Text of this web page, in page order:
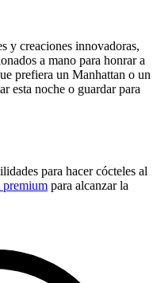
y creaciones innovadoras,
a mano para honrar a
prefiera un Manhattan o un
esta noche o guardar para
para hacer cócteles al
premium para alcanzar la